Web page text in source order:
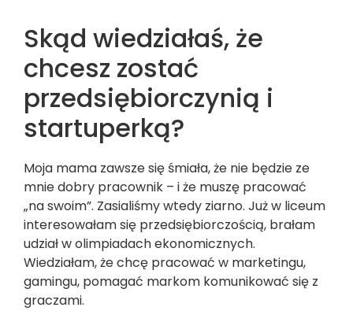
Skąd wiedziałaś, że
chcesz zostać
przedsiębiorczynią i
startuperką?
Moja mama zawsze się śmiała, że nie będzie ze
mnie dobry pracownik – i że muszę pracować
„na swoim”. Zasialiśmy wtedy ziarno. Już w liceum
interesowałam się przedsiębiorczością, brałam
udział w olimpiadach ekonomicznych.
Wiedziałam, że chcę pracować w marketingu,
gamingu, pomagać markom komunikować się z
graczami.